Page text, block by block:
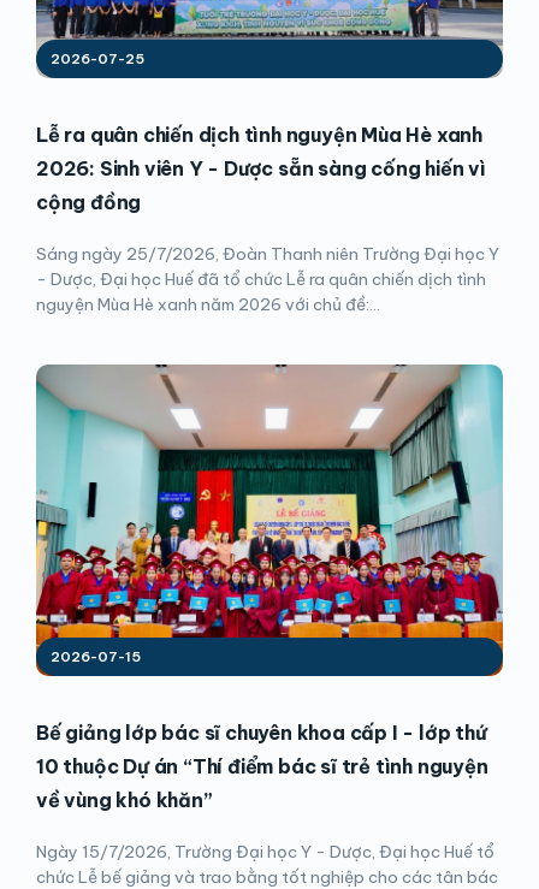
2026-07-25
Lễ ra quân chiến dịch tình nguyện Mùa Hè xanh
2026: Sinh viên Y - Dược sẵn sàng cống hiến vì
cộng đồng
Sáng ngày 25/7/2026, Đoàn Thanh niên Trường Đại học Y
- Dược, Đại học Huế đã tổ chức Lễ ra quân chiến dịch tình
nguyện Mùa Hè xanh năm 2026 với chủ đề:...
2026-07-15
Bế giảng lớp bác sĩ chuyên khoa cấp I - lớp thứ
10 thuộc Dự án “Thí điểm bác sĩ trẻ tình nguyện
về vùng khó khăn”
Ngày 15/7/2026, Trường Đại học Y - Dược, Đại học Huế tổ
chức Lễ bế giảng và trao bằng tốt nghiệp cho các tân bác